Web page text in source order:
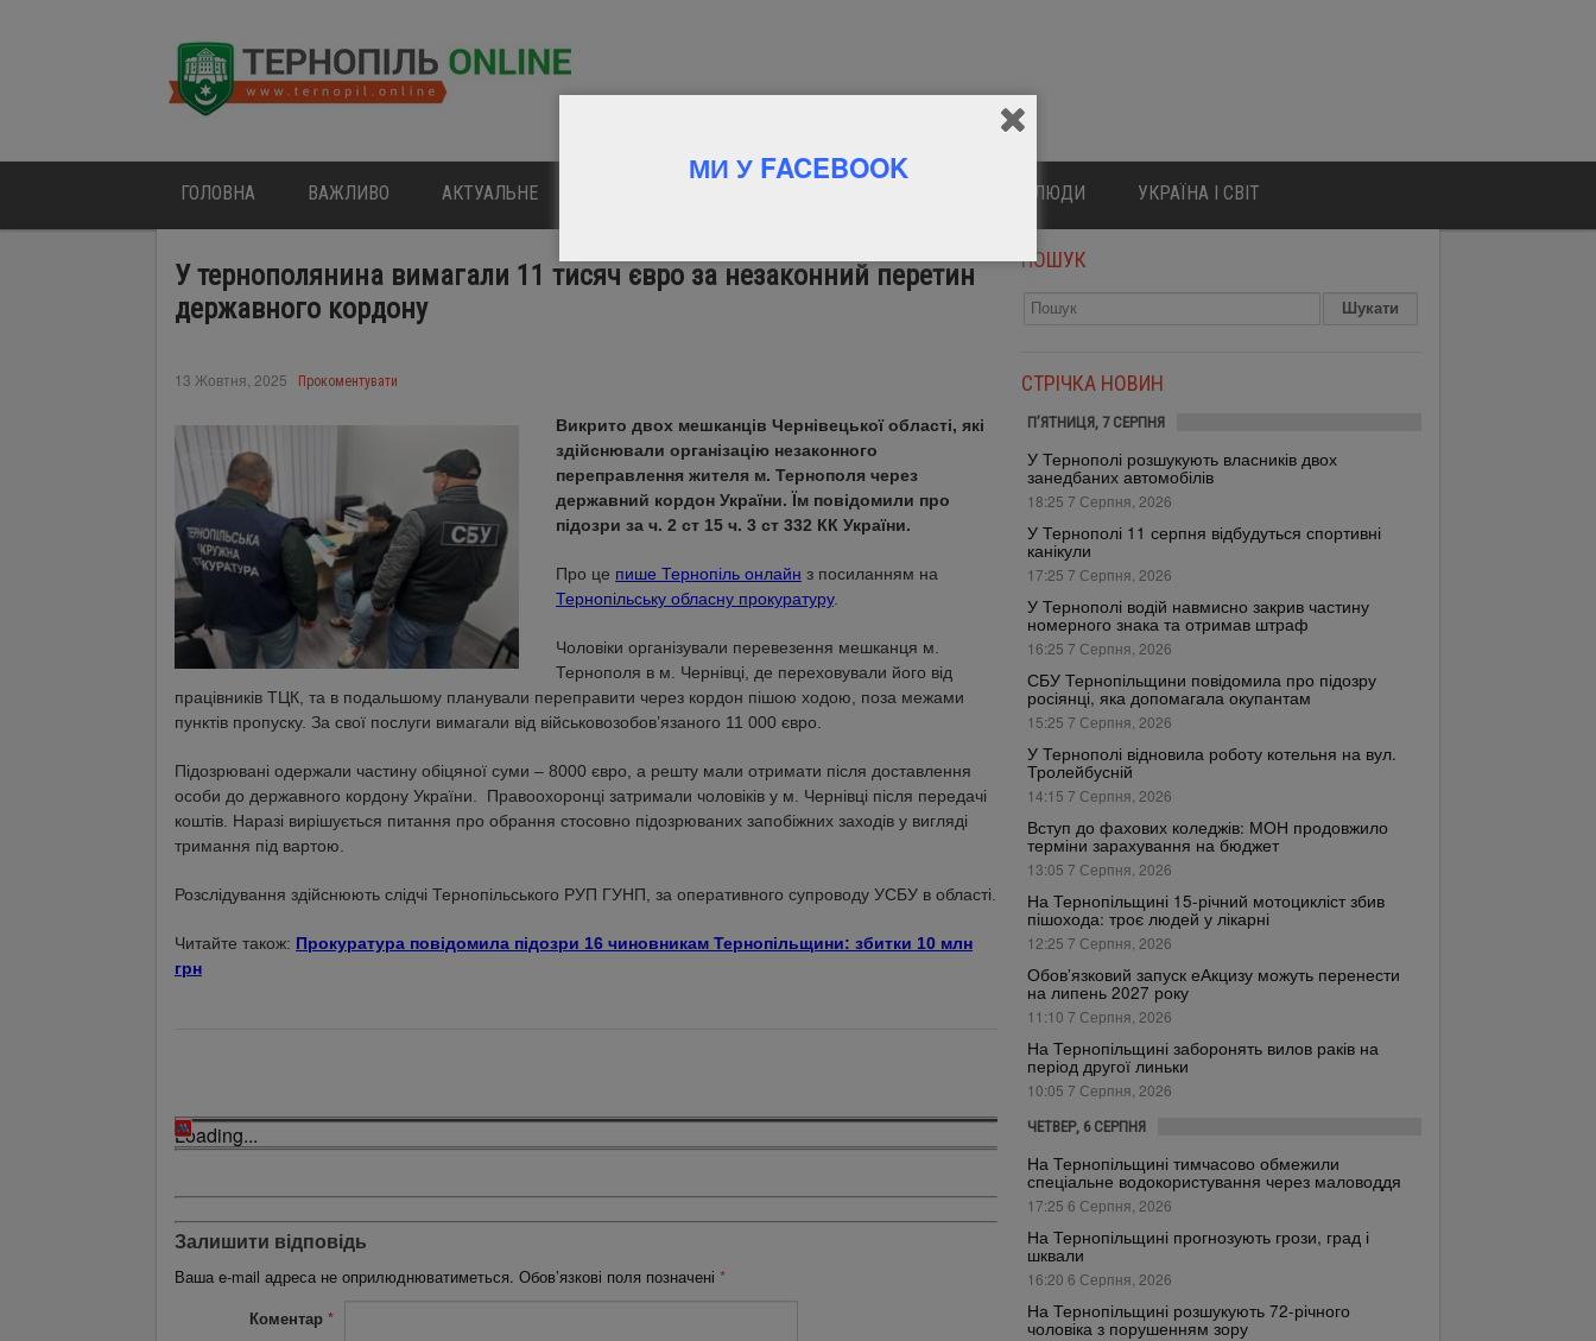
ГОЛОВНА ВАЖЛИВО АКТУАЛЬНЕ ВІДОМІ ЛЮДИ УКРАЇНА І СВІТ
У тернополянина вимагали 11 тисяч євро за незаконний перетин
державного кордону
13 Жовтня, 2025 Прокоментувати
Викрито двох мешканців Чернівецької області, які
здійснювали організацію незаконного
переправлення жителя м. Тернополя через
державний кордон України. Їм повідомили про
підозри за ч. 2 ст 15 ч. 3 ст 332 КК України.
Про це пише Тернопіль онлайн з посиланням на
Тернопільську обласну прокуратуру.
Чоловіки організували перевезення мешканця м.
Тернополя в м. Чернівці, де переховували його від
працівників ТЦК, та в подальшому планували переправити через кордон пішою ходою, поза межами
пунктів пропуску. За свої послуги вимагали від військовозобов’язаного 11 000 євро.
Підозрювані одержали частину обіцяної суми – 8000 євро, а решту мали отримати після доставлення
особи до державного кордону України. Правоохоронці затримали чоловіків у м. Чернівці після передачі
коштів. Наразі вирішується питання про обрання стосовно підозрюваних запобіжних заходів у вигляді
тримання під вартою.
Розслідування здійснюють слідчі Тернопільського РУП ГУНП, за оперативного супроводу УСБУ в області.
Читайте також: Прокуратура повідомила підозри 16 чиновникам Тернопільщини: збитки 10 млн
грн
Loading...
Залишити відповідь
Ваша e-mail адреса не оприлюднюватиметься. Обов’язкові поля позначені *
Коментар *
ПОШУК
СТРІЧКА НОВИН
П’ЯТНИЦЯ, 7 СЕРПНЯ
У Тернополі розшукують власників двох
занедбаних автомобілів
18:25 7 Серпня, 2026
У Тернополі 11 серпня відбудуться спортивні
канікули
17:25 7 Серпня, 2026
У Тернополі водій навмисно закрив частину
номерного знака та отримав штраф
16:25 7 Серпня, 2026
СБУ Тернопільщини повідомила про підозру
росіянці, яка допомагала окупантам
15:25 7 Серпня, 2026
У Тернополі відновила роботу котельня на вул.
Тролейбусній
14:15 7 Серпня, 2026
Вступ до фахових коледжів: МОН продовжило
терміни зарахування на бюджет
13:05 7 Серпня, 2026
На Тернопільщині 15-річний мотоцикліст збив
пішохода: троє людей у лікарні
12:25 7 Серпня, 2026
Обов’язковий запуск еАкцизу можуть перенести
на липень 2027 року
11:10 7 Серпня, 2026
На Тернопільщині заборонять вилов раків на
період другої линьки
10:05 7 Серпня, 2026
ЧЕТВЕР, 6 СЕРПНЯ
На Тернопільщині тимчасово обмежили
спеціальне водокористування через маловоддя
17:25 6 Серпня, 2026
На Тернопільщині прогнозують грози, град і
шквали
16:20 6 Серпня, 2026
На Тернопільщині розшукують 72-річного
чоловіка з порушенням зору
МИ У FACEBOOK